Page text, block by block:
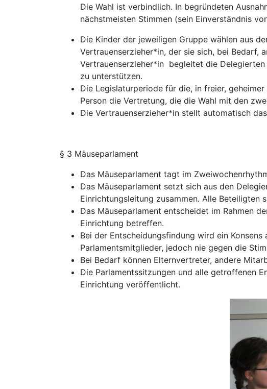
Die Wahl ist verbindlich. In begründeten
nächstmeisten Stimmen (sein Einverständnis
Die Kinder der jeweiligen Gruppe wählen aus
Vertrauenserzieher*in, der sie sich, bei Bedarf,
Vertrauenserzieher*in begleitet die
zu unterstützen.
Die Legislaturperiode für die, in freier,
Person die Vertretung, die die Wahl mit den
Die Vertrauenserzieher*in stellt automatisch
§ 3 Mäuseparlament
Das Mäuseparlament tagt im
Das Mäuseparlament setzt sich aus den
Einrichtungsleitung zusammen. Alle Beteiligten
Das Mäuseparlament entscheidet im Rahmen
Einrichtung betreffen.
Bei der Entscheidungsfindung wird ein
Parlamentsmitglieder, jedoch nie gegen die
Bei Bedarf können Elternvertreter, andere
Die Parlamentssitzungen und alle getroffenen
Einrichtung veröffentlicht.